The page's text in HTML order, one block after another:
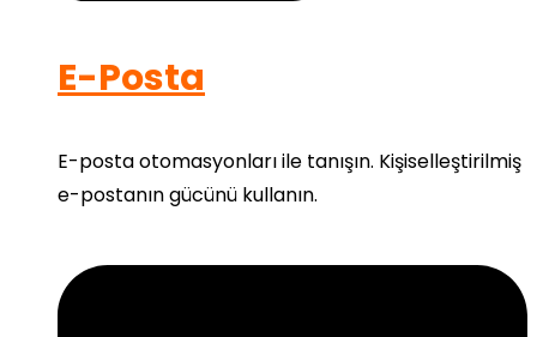
E-Posta
E-posta otomasyonları ile tanışın. Kişiselleştirilmiş
e-postanın gücünü kullanın.